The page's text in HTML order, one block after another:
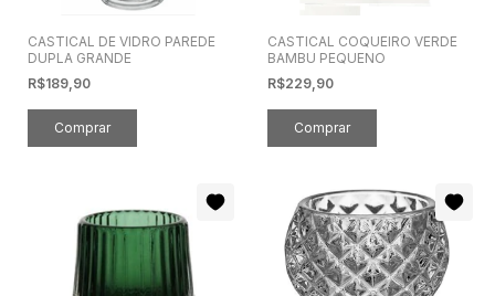
CASTICAL DE VIDRO PAREDE
DUPLA GRANDE
R$189,90
CASTICAL COQUEIRO VERDE
BAMBU PEQUENO
R$229,90